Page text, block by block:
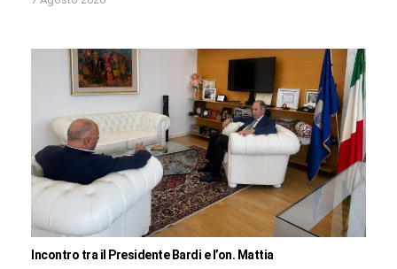
Incontro tra il Presidente Bardi e l’on. Mattia